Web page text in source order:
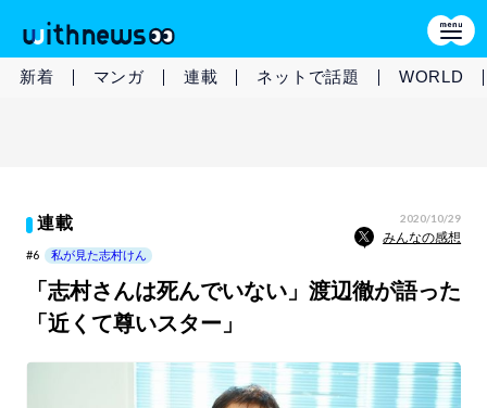
新着 マンガ 連載 ネットで話題 WORLD
連載 2020/10/29
みんなの感想
#6 私が見た志村けん
「志村さんは死んでいない」渡辺徹が語った
「近くて尊いスター」